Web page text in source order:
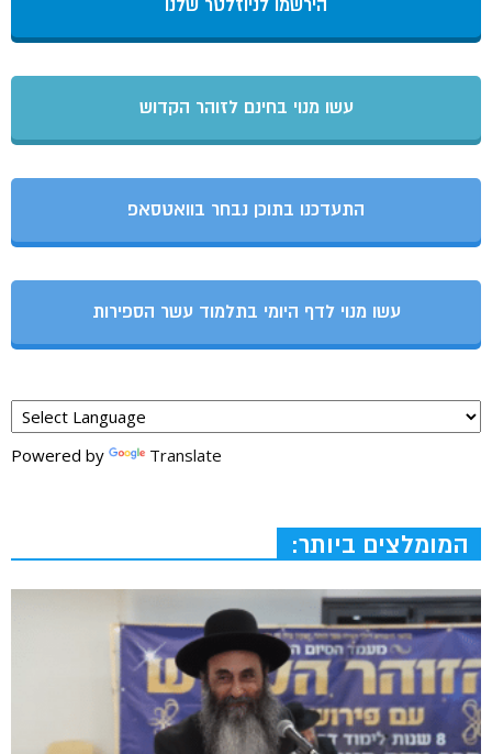
הירשמו לניוזלטר שלנו
עשו מנוי בחינם לזוהר הקדוש
התעדכנו בתוכן נבחר בוואטסאפ
עשו מנוי לדף היומי בתלמוד עשר הספירות
Powered by Translate
המומלצים ביותר: